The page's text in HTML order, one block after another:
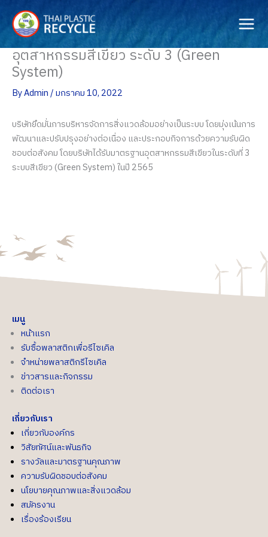
content
อุตสาหกรรมสีเขียว ระดับ 3 (Green
System)
ByAdmin/มกราคม 10, 2022
บริษัทยึดมั่นการบริหารจัดการสิ่งแวดล้อมอย่างเป็นระบบ โดยมุ่งเน้นการ
พัฒนาและปรับปรุงอย่างต่อเนื่อง และประกอบกิจการด้วยความรับผิด
ชอบต่อสังคม โดยบริษัทได้รับมาตรฐานอุตสาหกรรมสีเขียวในระดับที่ 3
ระบบสีเขียว (Green System) ในปี 2565
เมนู
หน้าแรก
รับซื้อพลาสติกเพื่อรีไซเคิล
จำหน่ายพลาสติกรีไซเคิล
ข่าวสารและกิจกรรม
ติดต่อเรา
เกี่ยวกับเรา
เกี่ยวกับองค์กร
วิสัยทัศน์และพันธกิจ
รางวัลและมาตรฐานคุณภาพ
ความรับผิดชอบต่อสังคม
นโยบายคุณภาพและสิ่งแวดล้อม
สมัครงาน
เรื่องร้องเรียน